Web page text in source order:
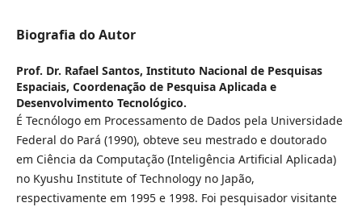
Biografia do Autor
Prof. Dr. Rafael Santos, Instituto Nacional de Pesquisas
Espaciais, Coordenação de Pesquisa Aplicada e
Desenvolvimento Tecnológico.
É Tecnólogo em Processamento de Dados pela Universidade
Federal do Pará (1990), obteve seu mestrado e doutorado
em Ciência da Computação (Inteligência Artificial Aplicada)
no Kyushu Institute of Technology no Japão,
respectivamente em 1995 e 1998. Foi pesquisador visitante